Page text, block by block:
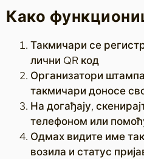
Како
Такмичари се
лични QR код
Организатори
такмичари доносе
На догађају,
телефоном или
Одмах видите име
возила и статус